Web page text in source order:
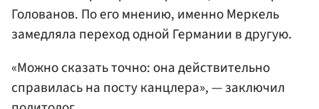
Голованов. По его мнению, именно Меркель
замедляла переход одной Германии в другую.
«Можно сказать точно: она действительно
справилась на посту канцлера», — заключил